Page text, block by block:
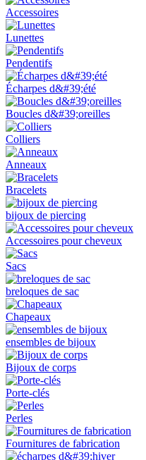
Accessoires
Lunettes
Pendentifs
Écharpes d&#39;été
Boucles d&#39;oreilles
Colliers
Anneaux
Bracelets
bijoux de piercing
Accessoires pour cheveux
Sacs
breloques de sac
Chapeaux
ensembles de bijoux
Bijoux de corps
Porte-clés
Perles
Fournitures de fabrication